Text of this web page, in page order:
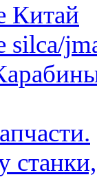
Китай
silca/